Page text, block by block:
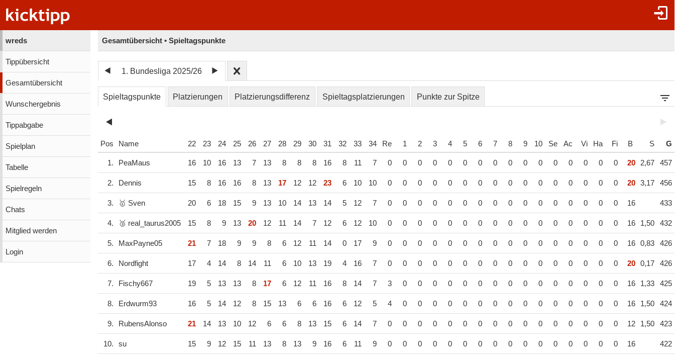
wreds
Tippübersicht
Gesamtübersicht
Wunschergebnis
Tippabgabe
Spielplan
Tabelle
Spielregeln
Chats
Mitglied werden
Login
Gesamtübersicht • Spieltagspunkte
1. Bundesliga 2025/26
Spieltagspunkte Platzierungen Platzierungsdifferenz Spieltagsplatzierungen Punkte zur Spitze
Pos Name 22 23 24 25 26 27 28 29 30 31 32 33 34 Re 1 2 3 4 5 6 7 8 9 10 Se Ac Vi Ha Fi B S G
1. PeaMaus 16 10 16 13 7 13 8 8 8 16 8 11 7 0 0 0 0 0 0 0 0 0 0 0 0 0 0 0 0 20 2,67 457
2. Dennis 15 8 16 16 8 13 17 12 12 23 6 10 10 0 0 0 0 0 0 0 0 0 0 0 0 0 0 0 0 20 3,17 456
3. 🥇 Sven 20 6 18 15 9 13 10 14 13 14 5 12 7 0 0 0 0 0 0 0 0 0 0 0 0 0 0 0 0 16 433
4. 🥉 real_taurus2005 15 8 9 13 20 12 11 14 7 12 6 12 10 0 0 0 0 0 0 0 0 0 0 0 0 0 0 0 0 16 1,50 432
5. MaxPayne05 21 7 18 9 9 8 6 12 11 14 0 17 9 0 0 0 0 0 0 0 0 0 0 0 0 0 0 0 0 16 0,83 426
6. Nordfight 17 4 14 8 14 11 6 10 13 19 4 16 7 0 0 0 0 0 0 0 0 0 0 0 0 0 0 0 0 20 0,17 426
7. Fischy667 19 5 13 13 8 17 6 12 11 16 8 14 7 3 0 0 0 0 0 0 0 0 0 0 0 0 0 0 0 16 1,33 425
8. Erdwurm93 16 5 14 12 8 15 13 6 6 16 6 12 5 4 0 0 0 0 0 0 0 0 0 0 0 0 0 0 0 16 1,50 424
9. RubensAlonso 21 14 13 10 12 6 6 8 13 15 6 14 7 0 0 0 0 0 0 0 0 0 0 0 0 0 0 0 0 12 1,50 423
10. su 15 9 12 15 11 13 8 13 9 16 6 11 9 0 0 0 0 0 0 0 0 0 0 0 0 0 0 0 0 16 422